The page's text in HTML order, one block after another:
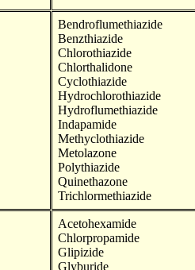
Bendroflumethiazide
Benzthiazide
Chlorothiazide
Chlorthalidone
Cyclothiazide
Hydrochlorothiazide
Hydroflumethiazide
Indapamide
Methyclothiazide
Metolazone
Polythiazide
Quinethazone
Trichlormethiazide
Acetohexamide
Chlorpropamide
Glipizide
Glyburide